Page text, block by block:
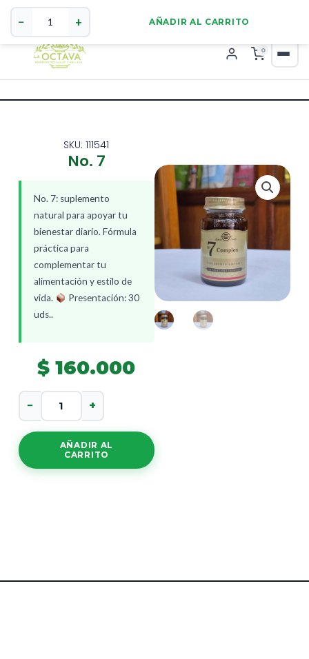
0
SKU: 111541
No. 7
No. 7: suplemento
natural para apoyar tu
bienestar diario. Fórmula
práctica para
complementar tu
alimentación y estilo de
vida.
Presentación: 30
uds..
$ 160.000
No.
cantidad
− +
AÑADIR AL
CARRITO
No.
cantidad
− + AÑADIR AL CARRITO